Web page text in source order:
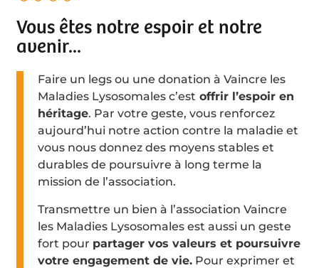
Vous êtes notre espoir et notre
avenir...
Faire un legs ou une donation à Vaincre les
Maladies Lysosomales c’est offrir l’espoir en
héritage. Par votre geste, vous renforcez
aujourd’hui notre action contre la maladie et
vous nous donnez des moyens stables et
durables de poursuivre à long terme la
mission de l’association.
Transmettre un bien à l’association Vaincre
les Maladies Lysosomales est aussi un geste
fort pour partager vos valeurs et poursuivre
votre engagement de vie. Pour exprimer et